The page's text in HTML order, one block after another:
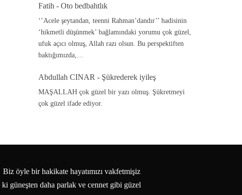
Fatih - Oto bedbahtlık
‘’Acele şeytandan, teenni Rahman’dandır’’ hadisinin
‘hikmetli düşünmek’ bağlamındaki yorumu çok güzel,
ufuk açıcı olmuş, Allah razı olsun. Bu perspektiften
baktığımızda,…
Abdullah CINAR - Şükrederek iyileş
MAŞALLAH çok güzel bir yazı olmuş. Şükretmeyi
çok güzel ifade ediyor.
Biz öyle bir hakikate hayatımızı vakfetmişiz
ki güneşten daha parlak ve cennet gibi güzel